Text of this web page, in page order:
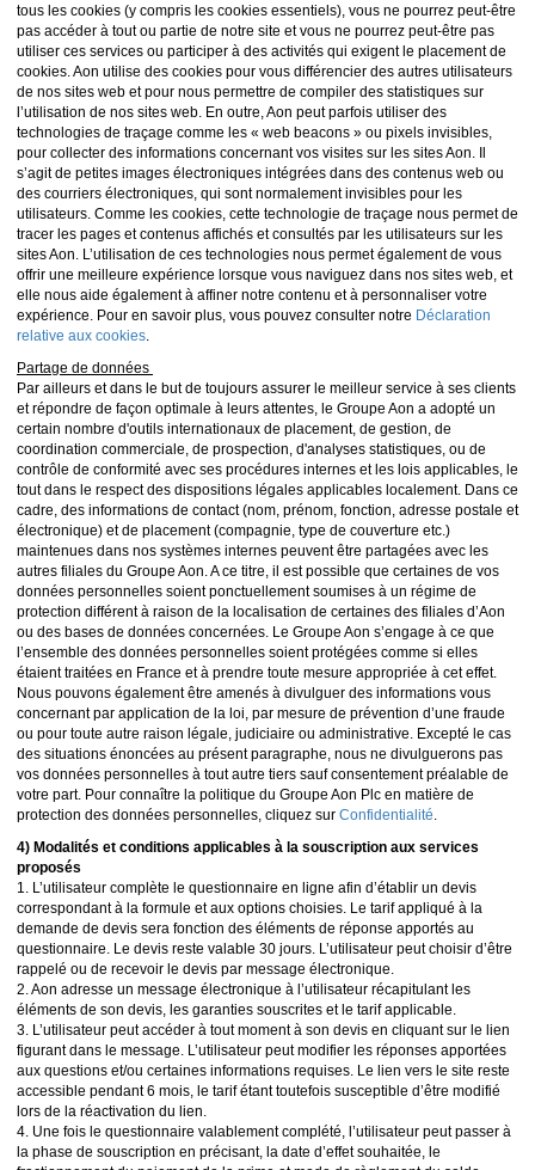
tous les cookies (y compris les cookies essentiels), vous ne pourrez peut-être
pas accéder à tout ou partie de notre site et vous ne pourrez peut-être pas
utiliser ces services ou participer à des activités qui exigent le placement de
cookies. Aon utilise des cookies pour vous différencier des autres utilisateurs
de nos sites web et pour nous permettre de compiler des statistiques sur
l’utilisation de nos sites web. En outre, Aon peut parfois utiliser des
technologies de traçage comme les « web beacons » ou pixels invisibles,
pour collecter des informations concernant vos visites sur les sites Aon. Il
s’agit de petites images électroniques intégrées dans des contenus web ou
des courriers électroniques, qui sont normalement invisibles pour les
utilisateurs. Comme les cookies, cette technologie de traçage nous permet de
tracer les pages et contenus affichés et consultés par les utilisateurs sur les
sites Aon. L’utilisation de ces technologies nous permet également de vous
offrir une meilleure expérience lorsque vous naviguez dans nos sites web, et
elle nous aide également à affiner notre contenu et à personnaliser votre
expérience. Pour en savoir plus, vous pouvez consulter notre Déclaration
relative aux cookies.
Partage de données
Par ailleurs et dans le but de toujours assurer le meilleur service à ses clients
et répondre de façon optimale à leurs attentes, le Groupe Aon a adopté un
certain nombre d'outils internationaux de placement, de gestion, de
coordination commerciale, de prospection, d'analyses statistiques, ou de
contrôle de conformité avec ses procédures internes et les lois applicables, le
tout dans le respect des dispositions légales applicables localement. Dans ce
cadre, des informations de contact (nom, prénom, fonction, adresse postale et
électronique) et de placement (compagnie, type de couverture etc.)
maintenues dans nos systèmes internes peuvent être partagées avec les
autres filiales du Groupe Aon. A ce titre, il est possible que certaines de vos
données personnelles soient ponctuellement soumises à un régime de
protection différent à raison de la localisation de certaines des filiales d’Aon
ou des bases de données concernées. Le Groupe Aon s’engage à ce que
l’ensemble des données personnelles soient protégées comme si elles
étaient traitées en France et à prendre toute mesure appropriée à cet effet.
Nous pouvons également être amenés à divulguer des informations vous
concernant par application de la loi, par mesure de prévention d’une fraude
ou pour toute autre raison légale, judiciaire ou administrative. Excepté le cas
des situations énoncées au présent paragraphe, nous ne divulguerons pas
vos données personnelles à tout autre tiers sauf consentement préalable de
votre part. Pour connaître la politique du Groupe Aon Plc en matière de
protection des données personnelles, cliquez sur Confidentialité.
4) Modalités et conditions applicables à la souscription aux services
proposés
1. L’utilisateur complète le questionnaire en ligne afin d’établir un devis
correspondant à la formule et aux options choisies. Le tarif appliqué à la
demande de devis sera fonction des éléments de réponse apportés au
questionnaire. Le devis reste valable 30 jours. L’utilisateur peut choisir d’être
rappelé ou de recevoir le devis par message électronique.
2. Aon adresse un message électronique à l’utilisateur récapitulant les
éléments de son devis, les garanties souscrites et le tarif applicable.
3. L’utilisateur peut accéder à tout moment à son devis en cliquant sur le lien
figurant dans le message. L’utilisateur peut modifier les réponses apportées
aux questions et/ou certaines informations requises. Le lien vers le site reste
accessible pendant 6 mois, le tarif étant toutefois susceptible d’être modifié
lors de la réactivation du lien.
4. Une fois le questionnaire valablement complété, l’utilisateur peut passer à
la phase de souscription en précisant, la date d’effet souhaitée, le